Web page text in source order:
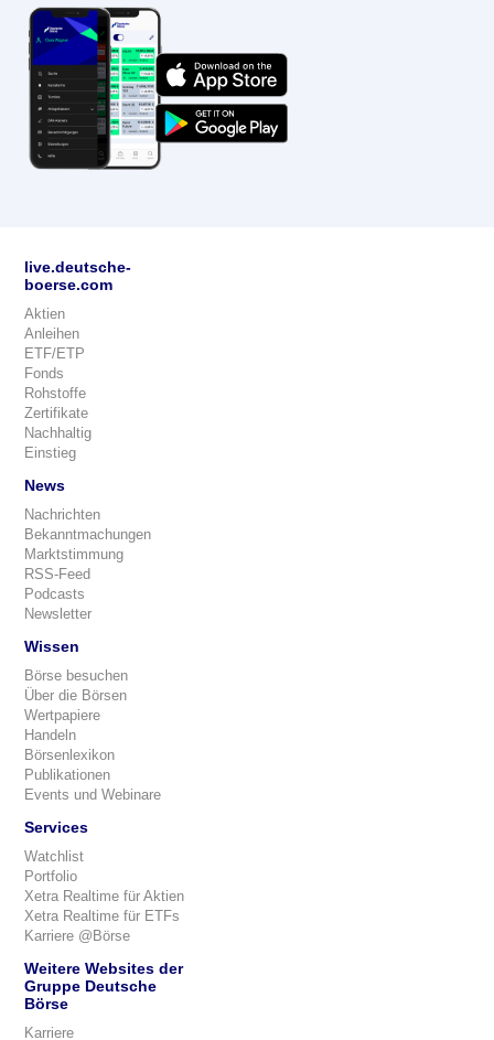
live.deutsche-
boerse.com
Aktien
Anleihen
ETF/ETP
Fonds
Rohstoffe
Zertifikate
Nachhaltig
Einstieg
News
Nachrichten
Bekanntmachungen
Marktstimmung
RSS-Feed
Podcasts
Newsletter
Wissen
Börse besuchen
Über die Börsen
Wertpapiere
Handeln
Börsenlexikon
Publikationen
Events und Webinare
Services
Watchlist
Portfolio
Xetra Realtime für Aktien
Xetra Realtime für ETFs
Karriere @Börse
Weitere Websites der
Gruppe Deutsche
Börse
Karriere